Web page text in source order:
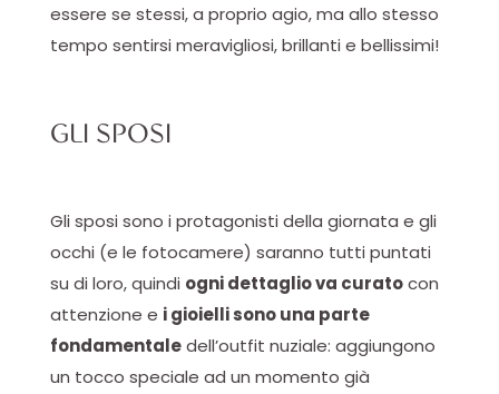
essere se stessi, a proprio agio, ma allo stesso
tempo sentirsi meravigliosi, brillanti e bellissimi!
GLI SPOSI
Gli sposi sono i protagonisti della giornata e gli
occhi (e le fotocamere) saranno tutti puntati
su di loro, quindi ogni dettaglio va curatocon
attenzione e i gioielli sono una parte
fondamentaledell’outfit nuziale: aggiungono
un tocco speciale ad un momento già